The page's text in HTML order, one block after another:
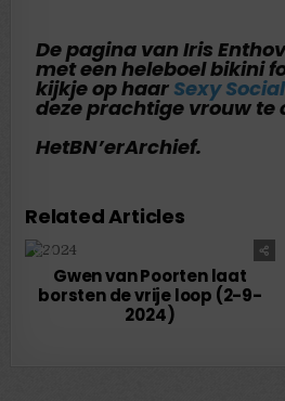
De pagina van Iris
met een heleboel bikini
kijkjeop haar Sexy
deze prachtige vrouw te
HetBN’erArchief.
Related Articles
0 11051
Gwen van Poorten laat
borsten de vrije loop (2-9-
2024)